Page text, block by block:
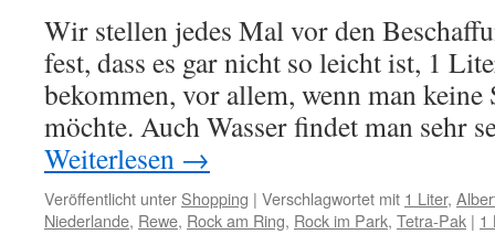
Wir stellen jedes Mal vor den
fest, dass es gar nicht so leicht ist, 1
bekommen, vor allem, wenn man keine
möchte. Auch Wasser findet man
Weiterlesen →
Veröffentlicht unter Shopping | Verschlagwortet mit 1 Liter,
Niederlande, Rewe, Rock am Ring, Rock im Park, Tetra-Pak | 1